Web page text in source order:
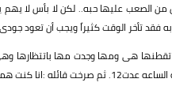
من الصعب عليها حبه.. لكن لا بأس لا
تأخر الوقت كثيراً ويجب أن تعود
هى ومها وجدت مها باتتظارها
من القلق عليكى.